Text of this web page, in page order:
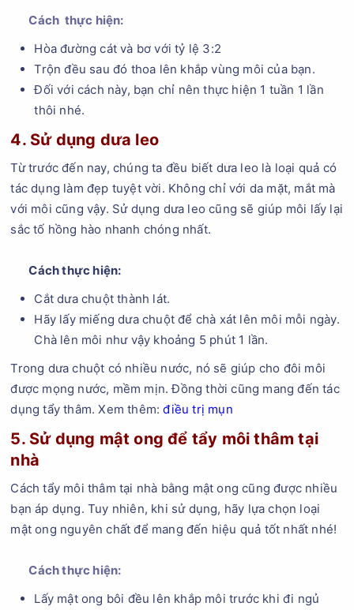
Cách thực hiện:
Hòa đường cát và bơ với tỷ lệ 3:2
Trộn đều sau đó thoa lên khắp vùng môi của bạn.
Đối với cách này, bạn chỉ nên thực hiện 1 tuần 1 lần
thôi nhé.
4. Sử dụng dưa leo
Từ trước đến nay, chúng ta đều biết dưa leo là loại quả có
tác dụng làm đẹp tuyệt vời. Không chỉ với da mặt, mắt mà
với môi cũng vậy. Sử dụng dưa leo cũng sẽ giúp môi lấy lại
sắc tố hồng hào nhanh chóng nhất.
Cách thực hiện:
Cắt dưa chuột thành lát.
Hãy lấy miếng dưa chuột để chà xát lên môi mỗi ngày.
Chà lên môi như vậy khoảng 5 phút 1 lần.
Trong dưa chuột có nhiều nước, nó sẽ giúp cho đôi môi
được mọng nước, mềm mịn. Đồng thời cũng mang đến tác
dụng tẩy thâm. Xem thêm:điều trị mụn
5. Sử dụng mật ong để tẩy môi thâm tại
nhà
Cách tẩy môi thâm tại nhà bằng mật ong cũng được nhiều
bạn áp dụng. Tuy nhiên, khi sử dụng, hãy lựa chọn loại
mật ong nguyên chất để mang đến hiệu quả tốt nhất nhé!
Cách thực hiện:
Lấy mật ong bôi đều lên khắp môi trước khi đi ngủ